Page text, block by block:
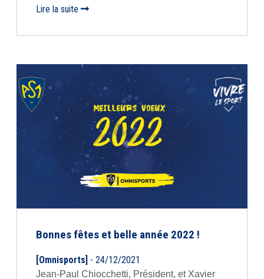
Lire la suite
Bonnes fêtes et belle année 2022 !
[Omnisports] - 24/12/2021
Jean-Paul Chiocchetti, Président, et Xavier